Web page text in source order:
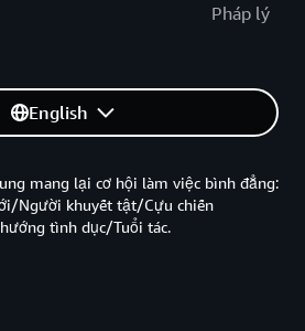
Pháp lý
English
mang lại cơ hội làm việc bình đẳng:
Người khuyết tật/Cựu chiến
tình dục/Tuổi tác.